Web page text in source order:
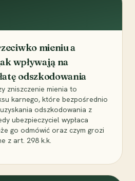
mieniu a
wpływają na
odszkodowania
zniszczenie mienia to
karnego, które bezpośrednio
odszkodowania z
ubezpieczyciel wypłaca
go odmówić oraz czym grozi
z art. 298 k.k.